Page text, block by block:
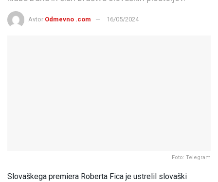
Avtor Odmevno .com 16/05/2024
Foto: Telegram
Slovaškega premiera Roberta Fica je ustrelil slovaški